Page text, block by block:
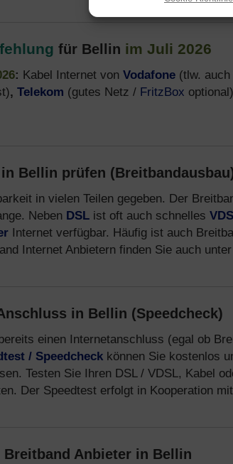
für Bellin im Juli 2026
: Kabel Internet von Vodafone (tlw. auch
, Telekom (gutes Netz / FritzBox
in Bellin prüfen
in vielen Teilen gegeben. Der
Neben DSL ist oft auch schnelles
Internet verfügbar. Häufig ist auch
Internet Anbietern finden Sie auch unter
in Bellin (Speedcheck)
einen Internetanschluss (egal ob
/ Speedcheck können Sie kostenlos
Testen Sie Ihren DSL / VDSL, Kabel
Der Speedtest erfolgt in Kooperation mit
Breitband Anbieter in Bellin